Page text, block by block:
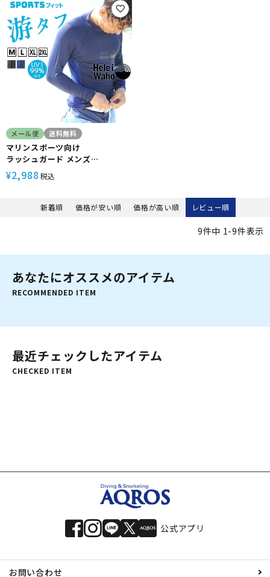
メール便 送料無料
マリンスポーツ向け
ラッシュガード メンズ
HeleiWaho ヘレイワホ 長袖
UPF50+ で UVカット 大きいサ
スーツ の インナー
¥2,988 税込
新着順 価格が安い順 価格が高い順 レビュー順
9件中 1-9件表示
あなたにオススメのアイテム
RECOMMENDED ITEM
最近チェックしたアイテム
CHECKED ITEM
公式アプリ
お問い合わせ